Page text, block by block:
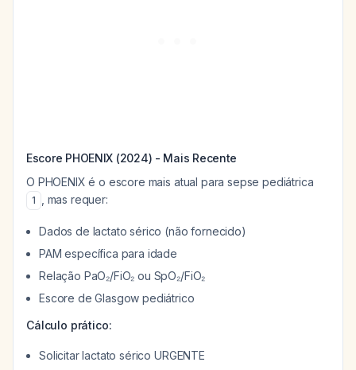
Escore PHOENIX (2024) - Mais Recente
O PHOENIX é o escore mais atual para sepse pediátrica
1 , mas requer:
Dados de lactato sérico (não fornecido)
PAM específica para idade
Relação PaO₂/FiO₂ ou SpO₂/FiO₂
Escore de Glasgow pediátrico
Cálculo prático:
Solicitar lactato sérico URGENTE